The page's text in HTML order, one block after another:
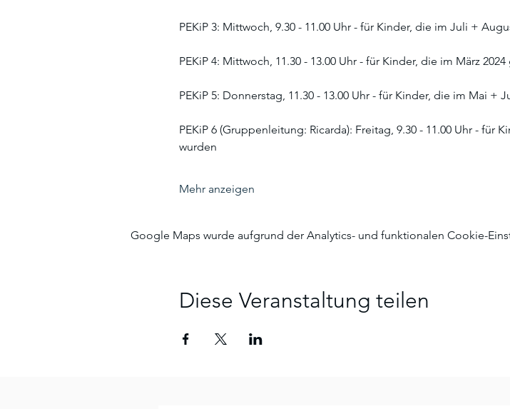
PEKiP 3: Mittwoch, 9.30 - 11.00 Uhr - für Kinder, die im Juli +
PEKiP 4: Mittwoch, 11.30 - 13.00 Uhr - für Kinder, die im März
PEKiP 5: Donnerstag, 11.30 - 13.00 Uhr - für Kinder, die im Mai +
PEKiP 6 (Gruppenleitung: Ricarda): Freitag, 9.30 - 11.00 Uhr -
wurden
Mehr anzeigen
Google Maps wurde aufgrund der Analytics- und funktionalen Cookie-
Diese Veranstaltung teilen